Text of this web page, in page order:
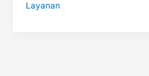
Layanan